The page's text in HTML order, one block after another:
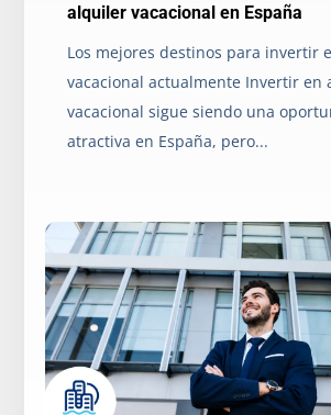
alquiler vacacional en España
Los mejores destinos para invertir
vacacional actualmente Invertir en
vacacional sigue siendo una
atractiva en España, pero...